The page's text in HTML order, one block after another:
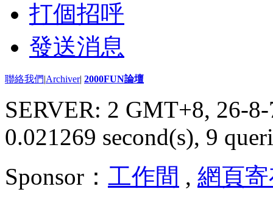
打個招呼
發送消息
聯絡我們|Archiver| 2000FUN論壇
SERVER: 2 GMT+8, 26-
0.021269 second(s), 9
Sponsor： 工作間 , 網頁